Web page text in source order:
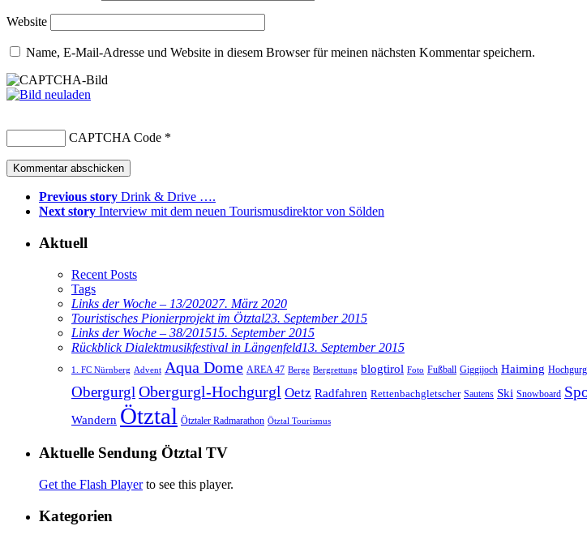
Website
Name, E-Mail-Adresse und Website in diesem Browser für meinen nächsten Kommentar speichern.
CAPTCHA Code *
Previous story Drink & Drive ….
Next story Interview mit dem neuen Tourismusdirektor von Sölden
Aktuell
Recent Posts
Tags
Links der Woche – 13/202027. März 2020
Touristisches Pionierprojekt im Ötztal23. September 2015
Links der Woche – 38/201515. September 2015
Rückblick Dialektmusikfestival in Längenfeld13. September 2015
1. FC Nürnberg Advent Aqua Dome AREA 47 Berge Bergrettung blogtirol Foto Fußball Giggijoch Haiming
Obergurgl Obergurgl-Hochgurgl Oetz Radfahren Rettenbachgletscher Sautens Ski Snowboard
Wandern Ötztal Ötztaler Radmarathon Ötztal Tourismus
Aktuelle Sendung Ötztal TV
Get the Flash Playerto see this player.
Kategorien